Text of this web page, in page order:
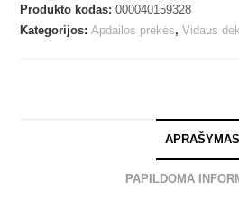
Produkto kodas:000040159328
Kategorijos:Apdailos prekės,Vidaus
APRAŠYMAS
PAPILDOMA